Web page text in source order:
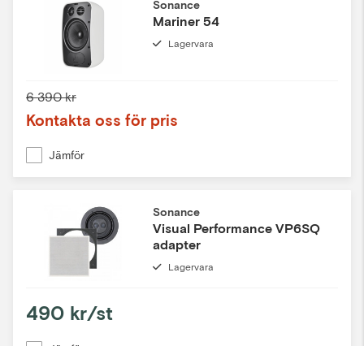
Sonance
Mariner 54
Lagervara
6 390 kr
Kontakta oss för pris
Jämför
Sonance
Visual Performance VP6SQ
adapter
Lagervara
490 kr/st